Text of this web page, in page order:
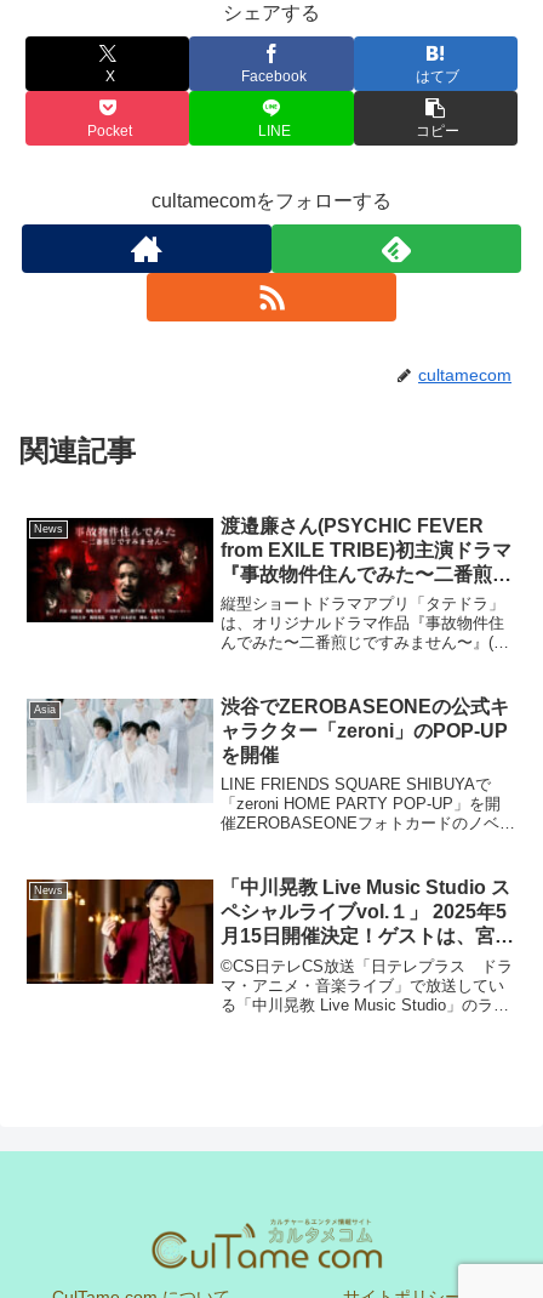
シェアする
X Facebook はてブ
Pocket LINE コピー
cultamecomをフォローする
cultamecom
関連記事
News
渡邉廉さん(PSYCHIC FEVER
from EXILE TRIBE)初主演ドラマ
『事故物件住んでみた〜二番煎じ
ですみません〜』「タテドラ」独
占配信6月19日(木)16時開始！
縦型ショートドラマアプリ「タテドラ」
は、オリジナルドラマ作品『事故物件住
んでみた〜二番煎じですみません〜』(全
は、売れないコンビ芸人が注目を浴びる
ために...
Asia
渋谷でZEROBASEONEの公式キ
ャラクター「zeroni」のPOP-UP
を開催
LINE FRIENDS SQUARE SHIBUYAで
「zeroni HOME PARTY POP-UP」を開
催ZEROBASEONEフォトカードのノベル
News
「中川晃教 Live Music Studio ス
ペシャルライブvol.１」 2025年5
月15日開催決定！ゲストは、宮野
真守！
©CS日テレCS放送「日テレプラス ドラ
マ・アニメ・音楽ライブ」で放送してい
る「中川晃教 Live Music Studio」のライ